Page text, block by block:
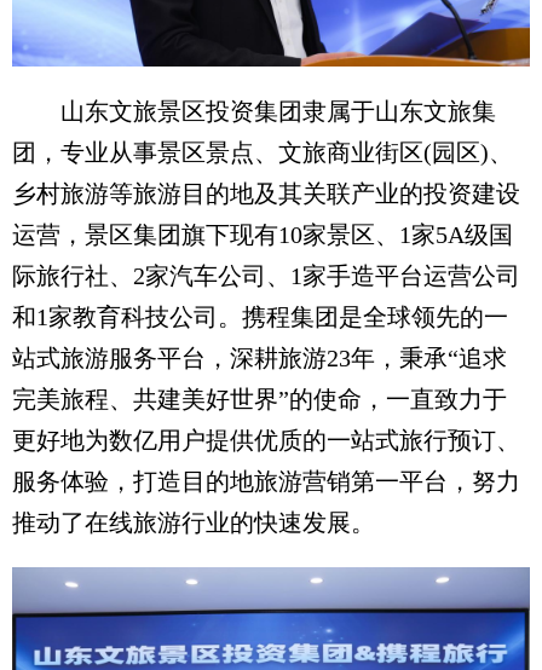
山东文旅景区投资集团隶属于山东文旅集
团，专业从事景区景点、文旅商业街区(园区)、
乡村旅游等旅游目的地及其关联产业的投资建设
运营，景区集团旗下现有10家景区、1家5A级国
际旅行社、2家汽车公司、1家手造平台运营公司
和1家教育科技公司。携程集团是全球领先的一
站式旅游服务平台，深耕旅游23年，秉承“追求
完美旅程、共建美好世界”的使命，一直致力于
更好地为数亿用户提供优质的一站式旅行预订、
服务体验，打造目的地旅游营销第一平台，努力
推动了在线旅游行业的快速发展。